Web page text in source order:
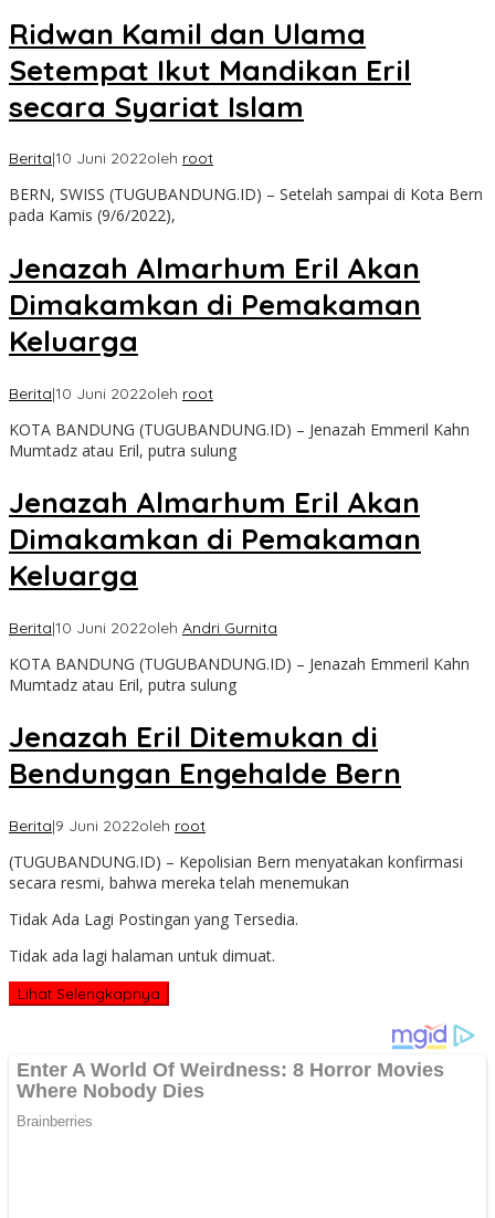
Ridwan Kamil dan Ulama
Setempat Ikut Mandikan Eril
secara Syariat Islam
Berita|10 Juni 2022oleh root
BERN, SWISS (TUGUBANDUNG.ID) – Setelah sampai di Kota Bern
pada Kamis (9/6/2022),
Jenazah Almarhum Eril Akan
Dimakamkan di Pemakaman
Keluarga
Berita|10 Juni 2022oleh root
KOTA BANDUNG (TUGUBANDUNG.ID) – Jenazah Emmeril Kahn
Mumtadz atau Eril, putra sulung
Jenazah Almarhum Eril Akan
Dimakamkan di Pemakaman
Keluarga
Berita|10 Juni 2022oleh Andri Gurnita
KOTA BANDUNG (TUGUBANDUNG.ID) – Jenazah Emmeril Kahn
Mumtadz atau Eril, putra sulung
Jenazah Eril Ditemukan di
Bendungan Engehalde Bern
Berita|9 Juni 2022oleh root
(TUGUBANDUNG.ID) – Kepolisian Bern menyatakan konfirmasi
secara resmi, bahwa mereka telah menemukan
Tidak Ada Lagi Postingan yang Tersedia.
Tidak ada lagi halaman untuk dimuat.
Lihat Selengkapnya